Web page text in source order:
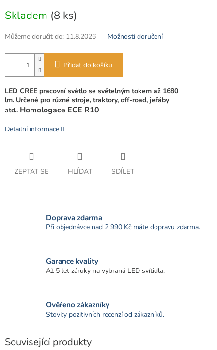
cena:
Skladem (8 ks)
Můžeme doručit do: 11.8.2026 Možnosti doručení
Přidat do košíku
LED CREE pracovní světlo se světelným tokem až 1680
lm. Určené pro různé stroje, traktory, off-road, jeřáby
atd.. Homologace ECE R10
Detailní informace
ZEPTAT SE HLÍDAT SDÍLET
Doprava zdarma
Při objednávce nad 2 990 Kč máte dopravu zdarma.
Garance kvality
Až 5 let záruky na vybraná LED svítidla.
Ověřeno zákazníky
Stovky pozitivních recenzí od zákazníků.
Související produkty